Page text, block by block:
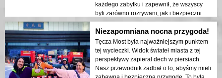
każdego zabytku i zapewnił, że wszyscy
byli zarówno rozrywani, jak i bezpieczni
przez cały czas trwania doświadczenia.
Światła miasta odbijające się w zatoce
stworzyły senna atmosferę, która
pozostawiła trwałe wrażenie. Ta wycieczka
jest idealna dla osób odwiedzających po
raz pierwszy, które pragną połączyć
przygodę z zwiedzaniem. Kontrast między
Niezapomniana nocna przygoda!
Tęcza Most była najważniejszym punktem
tej wycieczki. Widok świateł miasta z tej
perspektywy zapierał dech w piersiach.
Nasz przewodnik zadbał o to, abyśmy mieli